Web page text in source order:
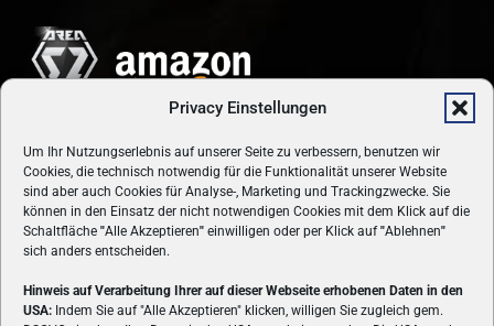
Privacy Einstellungen
Um Ihr Nutzungserlebnis auf unserer Seite zu verbessern, benutzen wir
Cookies, die technisch notwendig für die Funktionalität unserer Website
sind aber auch Cookies für Analyse-, Marketing und Trackingzwecke. Sie
können in den Einsatz der nicht notwendigen Cookies mit dem Klick auf die
Schaltfläche "Alle Akzeptieren" einwilligen oder per Klick auf"Ablehnen"
sich anders entscheiden.
Hinweis auf Verarbeitung Ihrer auf dieser Webseite erhobenen Daten in den
USA: Indem Sie auf "Alle Akzeptieren" klicken, willigen Sie zugleich gem.
ÜBER UNS